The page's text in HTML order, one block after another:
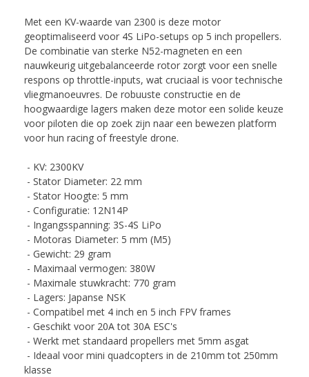
Met een KV-waarde van 2300 is deze motor
geoptimaliseerd voor 4S LiPo-setups op 5 inch propellers.
De combinatie van sterke N52-magneten en een
nauwkeurig uitgebalanceerde rotor zorgt voor een snelle
respons op throttle-inputs, wat cruciaal is voor technische
vliegmanoeuvres. De robuuste constructie en de
hoogwaardige lagers maken deze motor een solide keuze
voor piloten die op zoek zijn naar een bewezen platform
voor hun racing of freestyle drone.
- KV: 2300KV
- Stator Diameter: 22 mm
- Stator Hoogte: 5 mm
- Configuratie: 12N14P
- Ingangsspanning: 3S-4S LiPo
- Motoras Diameter: 5 mm (M5)
- Gewicht: 29 gram
- Maximaal vermogen: 380W
- Maximale stuwkracht: 770 gram
- Lagers: Japanse NSK
- Compatibel met 4 inch en 5 inch FPV frames
- Geschikt voor 20A tot 30A ESC's
- Werkt met standaard propellers met 5mm asgat
- Ideaal voor mini quadcopters in de 210mm tot 250mm
klasse